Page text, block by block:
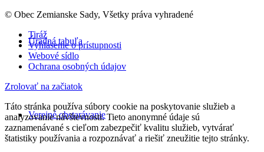
Úradná tabuľa
Verejné obstarávanie
© Obec Zemianske Sady, Všetky práva vyhradené
Tiráž
Vyhlásenie o prístupnosti
Webové sídlo
Ochrana osobných údajov
Zrolovať na začiatok
Táto stránka používa súbory cookie na poskytovanie služieb a
analyzovanie návštevnosti. Tieto anonymné údaje sú
zaznamenávané s cieľom zabezpečiť kvalitu služieb, vytvárať
štatistiky používania a rozpoznávať a riešiť zneužitie tejto stránky.